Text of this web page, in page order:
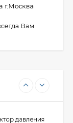
г.Москва
Вам
под
ПНД 100/110
128 LT ВФЗ
давления